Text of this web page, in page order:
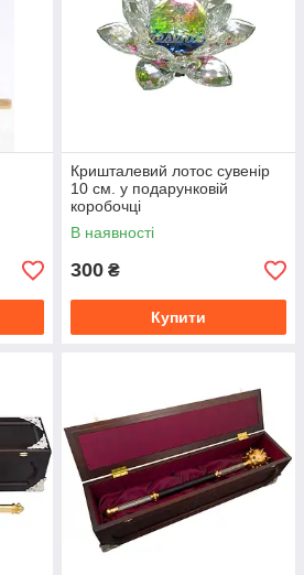
Кришталевий лотос сувенір
10 см. у подарунковій
коробочці
В наявності
300 ₴
Купити